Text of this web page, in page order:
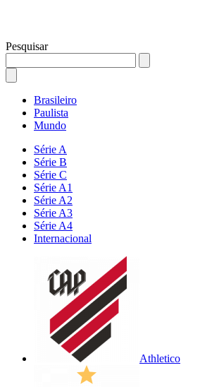
Pesquisar
Brasileiro
Paulista
Mundo
Série A
Série B
Série C
Série A1
Série A2
Série A3
Série A4
Internacional
Athletico